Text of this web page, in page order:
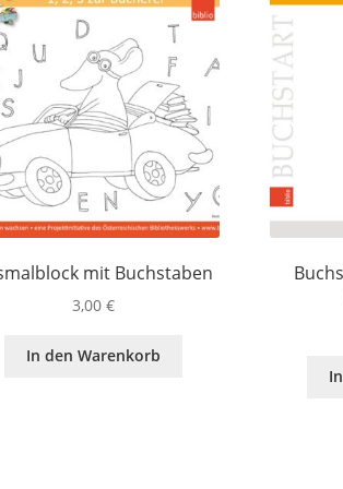
mit Buchstaben
3,00 €
In den Warenkorb